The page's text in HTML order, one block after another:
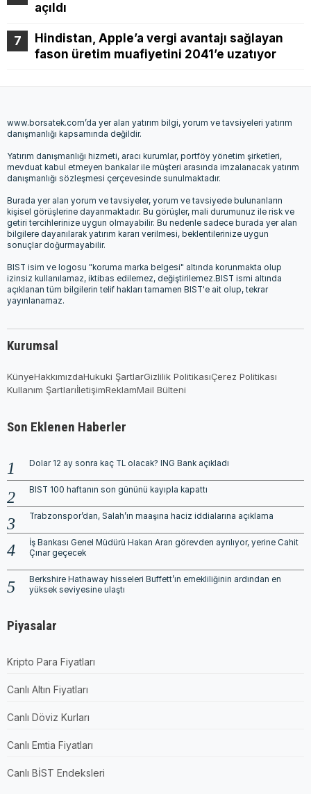
açıldı
Hindistan, Apple’a vergi avantajı sağlayan
fason üretim muafiyetini 2041’e uzatıyor
www.borsatek.com’da yer alan yatırım bilgi, yorum ve tavsiyeleri yatırım
danışmanlığı kapsamında değildir.
Yatırım danışmanlığı hizmeti, aracı kurumlar, portföy yönetim şirketleri,
mevduat kabul etmeyen bankalar ile müşteri arasında imzalanacak yatırım
danışmanlığı sözleşmesi çerçevesinde sunulmaktadır.
Burada yer alan yorum ve tavsiyeler, yorum ve tavsiyede bulunanların
kişisel görüşlerine dayanmaktadır. Bu görüşler, mali durumunuz ile risk ve
getiri tercihlerinize uygun olmayabilir. Bu nedenle sadece burada yer alan
bilgilere dayanılarak yatırım kararı verilmesi, beklentilerinize uygun
sonuçlar doğurmayabilir.
BIST isim ve logosu "koruma marka belgesi" altında korunmakta olup
izinsiz kullanılamaz, iktibas edilemez, değiştirilemez.BIST ismi altında
açıklanan tüm bilgilerin telif hakları tamamen BIST'e ait olup, tekrar
yayınlanamaz.
Kurumsal
KünyeHakkımızdaHukuki ŞartlarGizlilik PolitikasıÇerez Politikası
Kullanım ŞartlarıİletişimReklamMail Bülteni
Son Eklenen Haberler
Dolar 12 ay sonra kaç TL olacak? ING Bank açıkladı
BIST 100 haftanın son gününü kayıpla kapattı
Trabzonspor’dan, Salah’ın maaşına haciz iddialarına açıklama
İş Bankası Genel Müdürü Hakan Aran görevden ayrılıyor, yerine Cahit
Çınar geçecek
Berkshire Hathaway hisseleri Buffett’ın emekliliğinin ardından en
yüksek seviyesine ulaştı
Piyasalar
Kripto Para Fiyatları
Canlı Altın Fiyatları
Canlı Döviz Kurları
Canlı Emtia Fiyatları
Canlı BİST Endeksleri